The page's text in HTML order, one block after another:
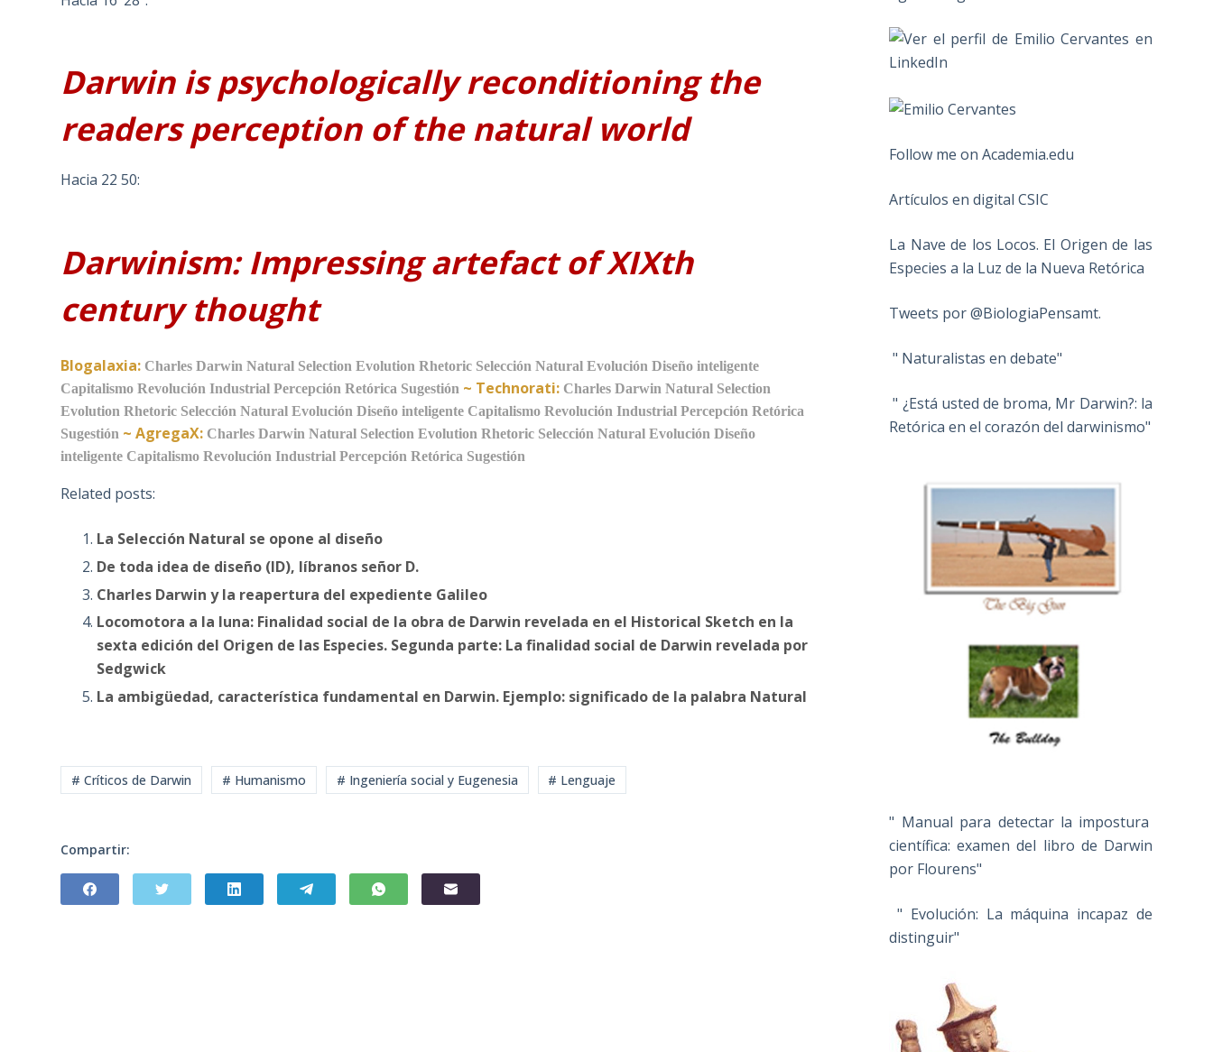
Darwin is psychologically reconditioning the
readers perception of the natural world
Hacia 22 50:
Darwinism: Impressing artefact of XIXth
century thought
Blogalaxia: Charles Darwin Natural Selection Evolution Rhetoric Selección Natural Evolución Diseño inteligente
Capitalismo Revolución Industrial Percepción Retórica Sugestión ~ Technorati: Charles Darwin Natural Selection
Evolution Rhetoric Selección Natural Evolución Diseño inteligente Capitalismo Revolución Industrial Percepción Retórica
Sugestión ~AgregaX: Charles Darwin Natural Selection Evolution Rhetoric Selección Natural Evolución Diseño
inteligente Capitalismo Revolución Industrial Percepción Retórica Sugestión
Related posts:
La Selección Natural se opone al diseño
De toda idea de diseño (ID), líbranos señor D.
Charles Darwin y la reapertura del expediente Galileo
Locomotora a la luna: Finalidad social de la obra de Darwin revelada en el Historical Sketch en la
sexta edición del Origen de las Especies. Segunda parte: La finalidad social de Darwin revelada por
Sedgwick
La ambigüedad, característica fundamental en Darwin. Ejemplo: significado de la palabra Natural
# Críticos de Darwin # Humanismo # Ingeniería social y Eugenesia # Lenguaje
Compartir:
Follow me on Academia.edu
Artículos en digital CSIC
La Nave de los Locos. El Origen de las
Especies a la Luz de la Nueva Retórica
Tweets por @BiologiaPensamt.
" Naturalistas en debate"
" ¿Está usted de broma, Mr Darwin?: la
Retórica en el corazón del darwinismo"
" Manual para detectar la impostura
científica: examen del libro de Darwin
por Flourens"
" Evolución: La máquina incapaz de
distinguir"